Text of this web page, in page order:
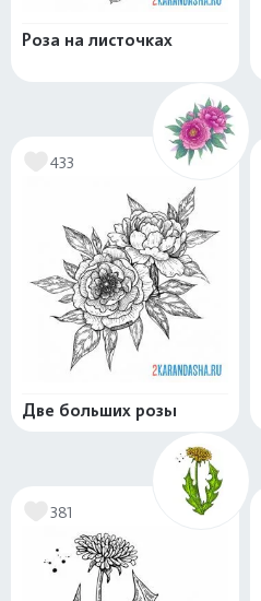
Роза на листочках
433
Две больших розы
381